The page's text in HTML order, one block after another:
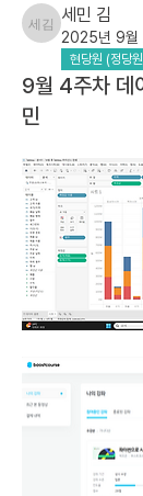
세민 김
세민 김
2025년 9월
현당원 (정당
9월 4주차 데
민